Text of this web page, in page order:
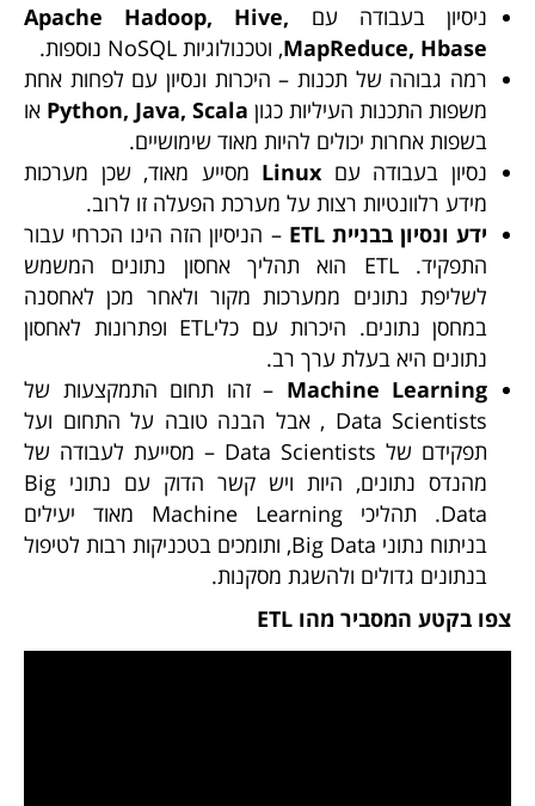
ניסיון בעבודה עם Apache Hadoop, Hive,
MapReduce, Hbase, וטכנולוגיות NoSQL נוספות.
רמה גבוהה של תכנות – היכרות ונסיון עם לפחות אחת
משפות התכנות העיליות כגון Python, Java, Scala או
בשפות אחרות יכולים להיות מאוד שימושיים.
נסיון בעבודה עם Linux מסייע מאוד, שכן מערכות
מידע רלוונטיות רצות על מערכת הפעלה זו לרוב.
ידע ונסיון בבניית ETL
– הניסיון הזה הינו הכרחי עבור
התפקיד. ETL הוא תהליך אחסון נתונים המשמש
לשליפת נתונים ממערכות מקור ולאחר מכן לאחסנה
במחסן נתונים. היכרות עם כליETL ופתרונות לאחסון
נתונים היא בעלת ערך רב.
Machine Learning – זהו תחום התמקצעות של
Data Scientists , אבל הבנה טובה על התחום ועל
תפקידם של Data Scientists – מסייעת לעבודה של
מהנדס נתונים, היות ויש קשר הדוק עם נתוני Big
Data. תהליכי Machine Learning מאוד יעילים
בניתוח נתוני Big Data, ותומכים בטכניקות רבות לטיפול
בנתונים גדולים ולהשגת מסקנות.
צפו בקטע המסביר מהו ETL